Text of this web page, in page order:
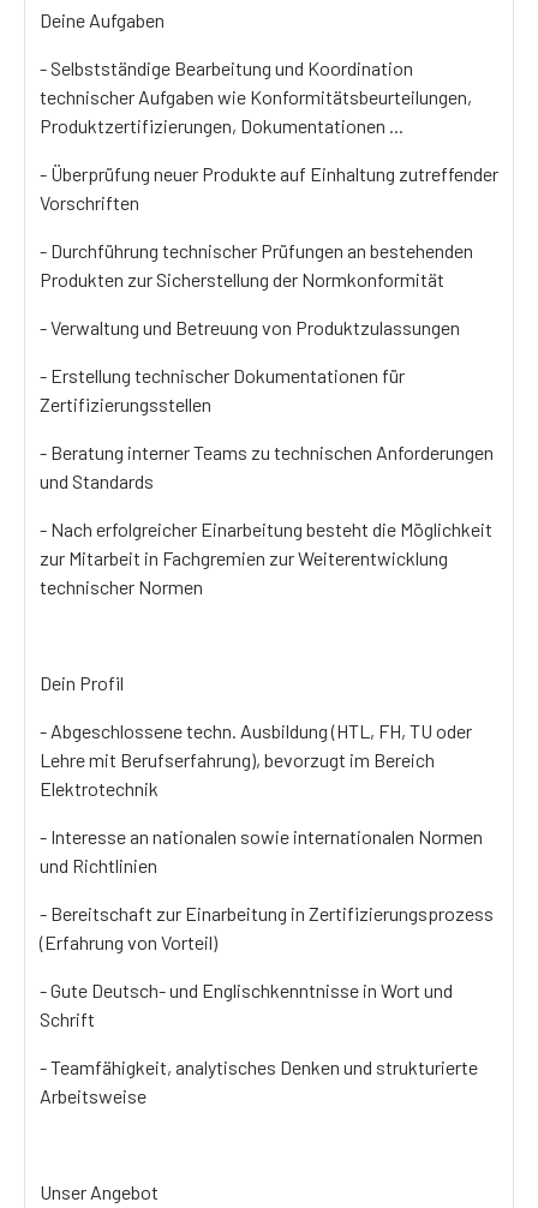
Deine Aufgaben
- Selbstständige Bearbeitung und Koordination
technischer Aufgaben wie Konformitätsbeurteilungen,
Produktzertifizierungen, Dokumentationen ...
- Überprüfung neuer Produkte auf Einhaltung zutreffender
Vorschriften
- Durchführung technischer Prüfungen an bestehenden
Produkten zur Sicherstellung der Normkonformität
- Verwaltung und Betreuung von Produktzulassungen
- Erstellung technischer Dokumentationen für
Zertifizierungsstellen
- Beratung interner Teams zu technischen Anforderungen
und Standards
- Nach erfolgreicher Einarbeitung besteht die Möglichkeit
zur Mitarbeit in Fachgremien zur Weiterentwicklung
technischer Normen
Dein Profil
- Abgeschlossene techn. Ausbildung (HTL, FH, TU oder
Lehre mit Berufserfahrung), bevorzugt im Bereich
Elektrotechnik
- Interesse an nationalen sowie internationalen Normen
und Richtlinien
- Bereitschaft zur Einarbeitung in Zertifizierungsprozess
(Erfahrung von Vorteil)
- Gute Deutsch- und Englischkenntnisse in Wort und
Schrift
- Teamfähigkeit, analytisches Denken und strukturierte
Arbeitsweise
Unser Angebot